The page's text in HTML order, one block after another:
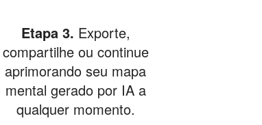
Etapa 3. Exporte,
compartilhe ou continue
aprimorando seu mapa
mental gerado por IA a
qualquer momento.